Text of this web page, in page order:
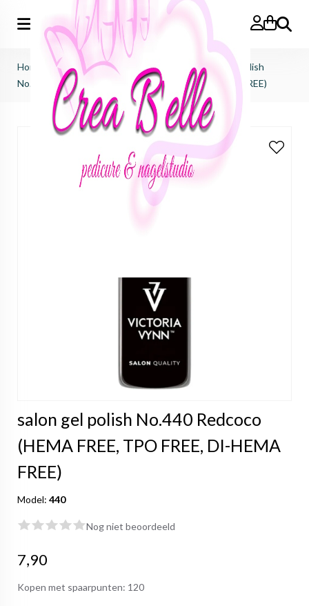
Zoeken
Home Victoria Vynn> Salon gel polish > salon gel polish
No.440 Redcoco (HEMA FREE, TPO FREE, DI-HEMA FREE)
salon gel polish No.440 Redcoco
(HEMA FREE, TPO FREE, DI-HEMA
FREE)
Model: 440
Nog niet beoordeeld
7,90
Kopen met spaarpunten: 120